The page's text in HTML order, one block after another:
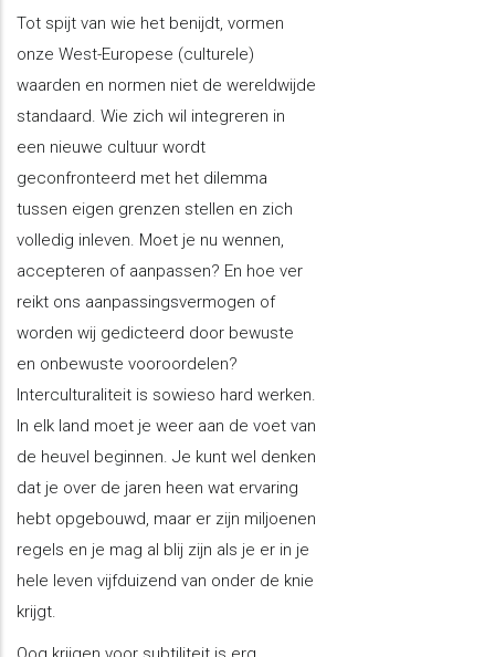
Tot spijt van wie het benijdt, vormen
onze West-Europese (culturele)
waarden en normen niet de wereldwijde
standaard. Wie zich wil integreren in
een nieuwe cultuur wordt
geconfronteerd met het dilemma
tussen eigen grenzen stellen en zich
volledig inleven. Moet je nu wennen,
accepteren of aanpassen? En hoe ver
reikt ons aanpassingsvermogen of
worden wij gedicteerd door bewuste
en onbewuste vooroordelen?
Interculturaliteit is sowieso hard werken.
In elk land moet je weer aan de voet van
de heuvel beginnen. Je kunt wel denken
dat je over de jaren heen wat ervaring
hebt opgebouwd, maar er zijn miljoenen
regels en je mag al blij zijn als je er in je
hele leven vijfduizend van onder de knie
krijgt.